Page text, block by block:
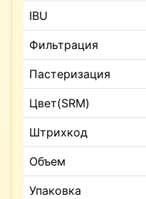
IBU
Фильтрация
Пастеризация
Цвет(SRM)
Штрихкод
Объем
Упаковка